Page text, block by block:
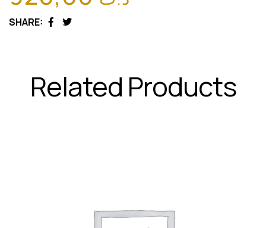
SHARE:
Facebook
Twitter
Related Products